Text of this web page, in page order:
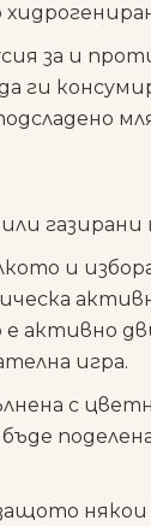
за и
ги
и
активно
игра.
с